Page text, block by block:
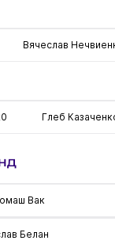
Вячеслав
Глеб
Вак
Белан